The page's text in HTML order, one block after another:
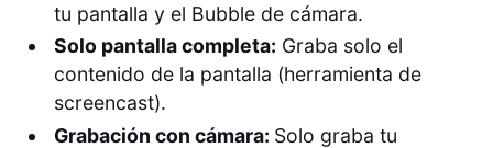
tu pantalla y el Bubble de cámara.
Solo pantalla completa: Graba solo el
contenido de la pantalla (herramienta de
screencast).
Grabación con cámara: Solo graba tu